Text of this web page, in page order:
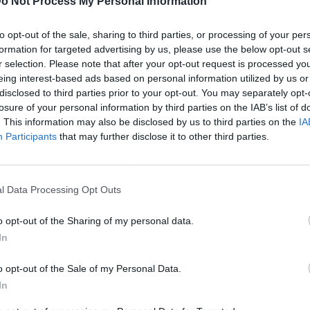
opt-out of the sale, sharing to third parties, or processing of your
for targeted advertising by us, please use the below opt-out
selection. Please note that after your opt-out request is processed
interest-based ads based on personal information utilized by us
to third parties prior to your opt-out. You may separately
of your personal information by third parties on the IAB’s list of
This information may also be disclosed by us to third parties on the
Participants that may further disclose it to other third parties.
Data Processing Opt Outs
opt-out of the Sharing of my personal data.
opt-out of the Sale of my Personal Data.
al artículo 336 del Estatuto Tributario, que
hasta el uno por ciento del total de las
de bienes y servicios. El abogado Jhon
colombiano, ha comenzado a difundir esta
, con el objetivo de que más
de este cambio normativo sin cometer
no es automática ni general, sino que exige
los requisitos exigidos por la DIAN. El
por ciento del valor total de todas las
sido respaldadas por facturas electrónicas
significa que, con una adecuada gestión de
persona natural o jurídica puede
contribuyentes, ese uno por ciento
una diferencia importante al momento de